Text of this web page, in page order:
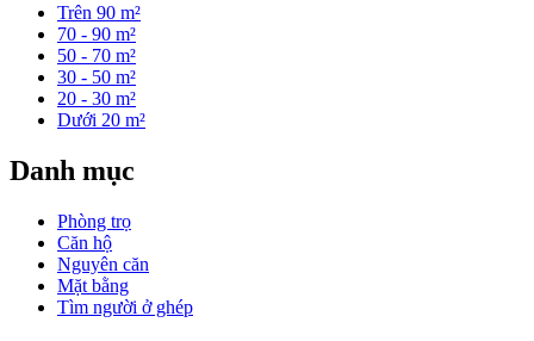
Trên 90 m²
70 - 90 m²
50 - 70 m²
30 - 50 m²
20 - 30 m²
Dưới 20 m²
Danh mục
Phòng trọ
Căn hộ
Nguyên căn
Mặt bằng
Tìm người ở ghép